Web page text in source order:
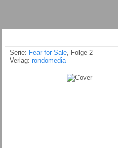
Serie: Fear for Sale, Folge 2
Verlag: rondomedia